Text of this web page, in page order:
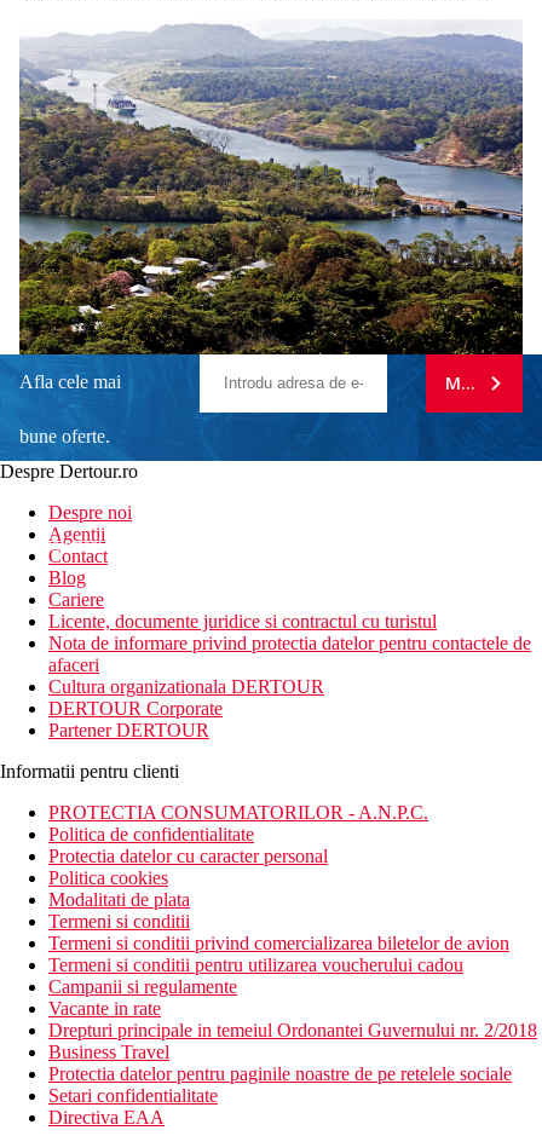
Afla cele mai
bune oferte.
newsletter!
MA
Despre Dertour.ro
Despre noi
Agentii
Contact
Blog
Cariere
Licente, documente juridice si contractul cu turistul
Nota de informare privind protectia datelor pentru contactele de
afaceri
Cultura organizationala DERTOUR
DERTOUR Corporate
Partener DERTOUR
Informatii pentru clienti
PROTECTIA CONSUMATORILOR - A.N.P.C.
Politica de confidentialitate
Protectia datelor cu caracter personal
Politica cookies
Modalitati de plata
Termeni si conditii
Termeni si conditii privind comercializarea biletelor de avion
Termeni si conditii pentru utilizarea voucherului cadou
Campanii si regulamente
Vacante in rate
Drepturi principale in temeiul Ordonantei Guvernului nr. 2/2018
Business Travel
Protectia datelor pentru paginile noastre de pe retelele sociale
Setari confidentialitate
Directiva EAA